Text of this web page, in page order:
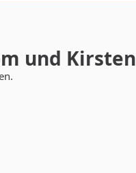
und Kirsten